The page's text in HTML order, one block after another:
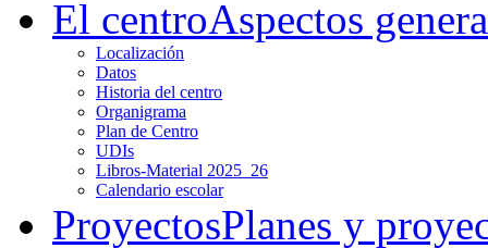
El centroAspectos
Localización
Datos
Historia del centro
Organigrama
Plan de Centro
UDIs
Libros-Material 2025_26
Calendario escolar
ProyectosPlanes y